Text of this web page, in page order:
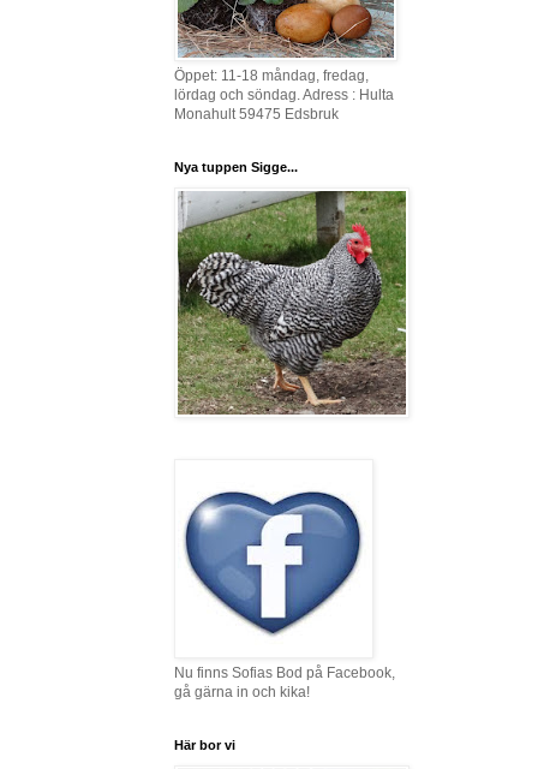
Öppet: 11-18 måndag, fredag,
lördag och söndag. Adress : Hulta
Monahult 59475 Edsbruk
Nya tuppen Sigge...
Nu finns Sofias Bod på Facebook,
gå gärna in och kika!
Här bor vi